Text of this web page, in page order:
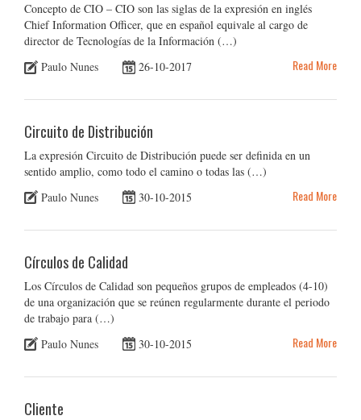
Concepto de CIO – CIO son las siglas de la expresión en inglés
Chief Information Officer, que en español equivale al cargo de
director de Tecnologías de la Información (…)
Paulo Nunes
26-10-2017 Read More
Circuito de Distribución
La expresión Circuito de Distribución puede ser definida en un
sentido amplio, como todo el camino o todas las (…)
Paulo Nunes
30-10-2015 Read More
Círculos de Calidad
Los Círculos de Calidad son pequeños grupos de empleados (4-10)
de una organización que se reúnen regularmente durante el periodo
de trabajo para (…)
Paulo Nunes
30-10-2015 Read More
Cliente